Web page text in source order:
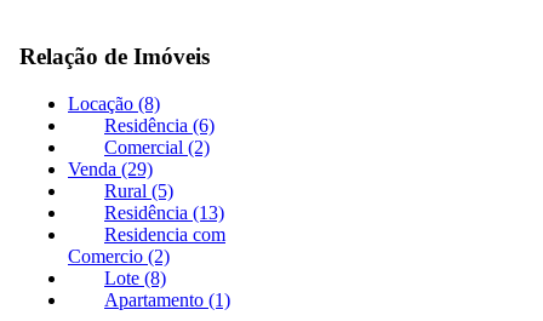
Relação de Imóveis
Locação (8)
Residência (6)
Comercial (2)
Venda (29)
Rural (5)
Residência (13)
Residencia com
Comercio (2)
Lote (8)
Apartamento (1)